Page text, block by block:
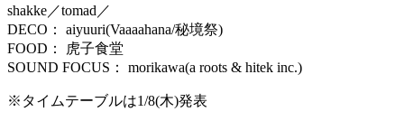
shakke／tomad／
DECO： aiyuuri(Vaaaahana/秘境祭)
FOOD： 虎子食堂
SOUND FOCUS： morikawa(a roots & hitek inc.)
※タイムテーブルは1/8(木)発表